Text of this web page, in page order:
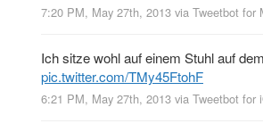
7:20 PM, May 27th, 2013 via Tweetbot for
Ich sitze wohl auf einem Stuhl auf
pic.twitter.com/TMy45FtohF
6:21 PM, May 27th, 2013 via Tweetbot for